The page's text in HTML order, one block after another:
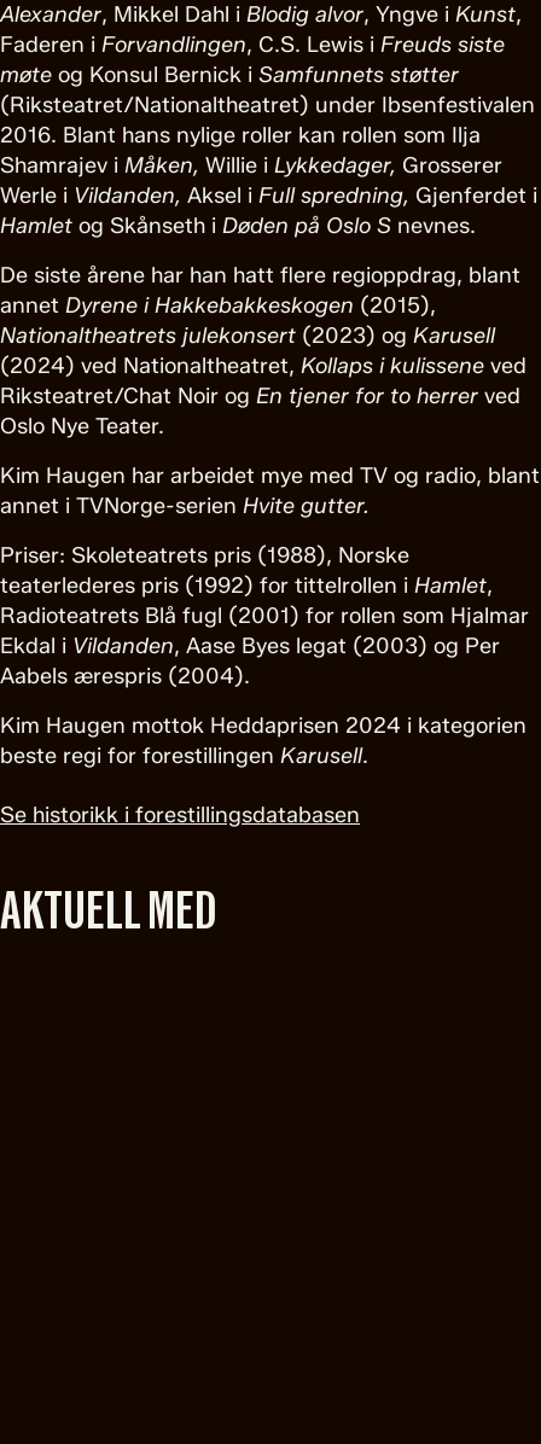
Alexander, Mikkel Dahl i Blodig alvor, Yngve i Kunst,
Faderen i Forvandlingen, C.S. Lewis i Freuds siste
møte og Konsul Bernick i Samfunnets støtter
(Riksteatret/Nationaltheatret) under Ibsenfestivalen
2016. Blant hans nylige roller kan rollen som Ilja
Shamrajev i Måken, Willie i Lykkedager, Grosserer
Werle i Vildanden, Aksel i Full spredning, Gjenferdet i
Hamlet og Skånseth i Døden på Oslo S nevnes.
De siste årene har han hatt flere regioppdrag, blant
annet Dyrene i Hakkebakkeskogen (2015),
Nationaltheatrets julekonsert (2023) og Karusell
(2024) ved Nationaltheatret, Kollaps i kulissene ved
Riksteatret/Chat Noir og En tjener for to herrer ved
Oslo Nye Teater.
Kim Haugen har arbeidet mye med TV og radio, blant
annet i TVNorge-serien Hvite gutter.
Priser: Skoleteatrets pris (1988), Norske
teaterlederes pris (1992) for tittelrollen i Hamlet,
Radioteatrets Blå fugl (2001) for rollen som Hjalmar
Ekdal i Vildanden, Aase Byes legat (2003) og Per
Aabels ærespris (2004).
Kim Haugen mottok Heddaprisen 2024 i kategorien
beste regi for forestillingen Karusell.
Se historikk i forestillingsdatabasen
AKTUELL MED